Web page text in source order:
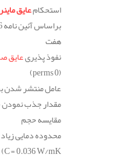
استحکامعایق ماینر
براساس آئین نامه
هفت
نفوذ پذیریعایق
(perms 0)
عامل منتشر شدن
مقدار جذب نمودن
مقایسه حجم
محدوده دمایی زیاد
C = 0.036 W/mK)